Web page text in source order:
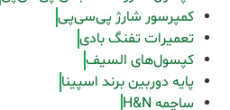
کمپرسور شارژ پی‌سی‌پی
تعمیرات تفنگ بادی
کپسول‌های السیف
پایه دوربین برند اسپینا
ساچمه H&N